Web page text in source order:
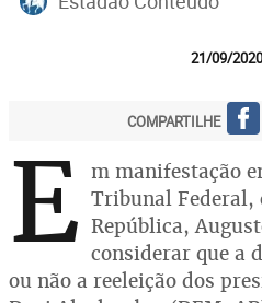
21/09/
COMPARTILHE
E m manifestação
Tribunal
República,
considerar que a
ou não a reeleição dos